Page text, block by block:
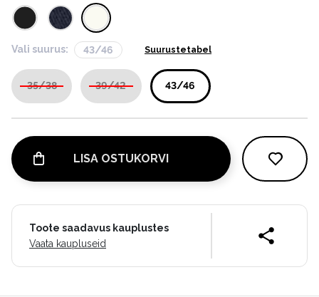
Vali suurus: 43/46 Suurustetabel
35/38 39/42 43/46
LISA OSTUKORVI
Toote saadavus kauplustes
Vaata kaupluseid